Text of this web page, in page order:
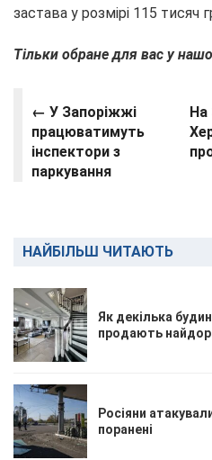
застава у розмірі 115 тисяч
Тільки обране для вас у
← У Запоріжжі
працюватимуть
інспектори з
паркування
На
НАЙБІЛЬШ ЧИТАЮТЬ
Як декілька
продають
Росіяни
поранені